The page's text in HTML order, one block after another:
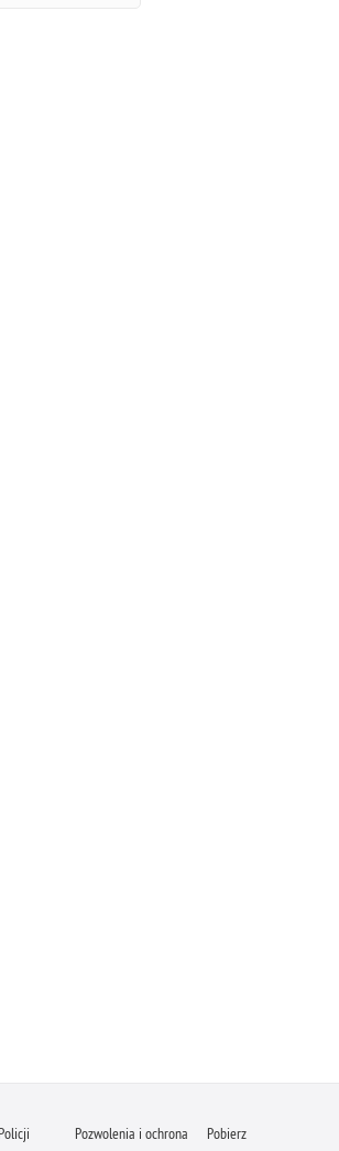
Pozwolenia i ochrona Pobierz